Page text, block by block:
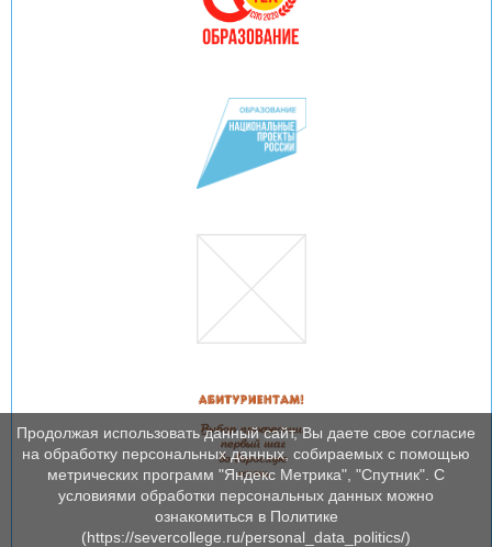
Продолжая использовать данный сайт, Вы даете свое согласие
на обработку персональных данных, собираемых с помощью
метрических программ "Яндекс Метрика", "Спутник". С
условиями обработки персональных данных можно
ознакомиться в Политике
(https://severcollege.ru/personal_data_politics/)